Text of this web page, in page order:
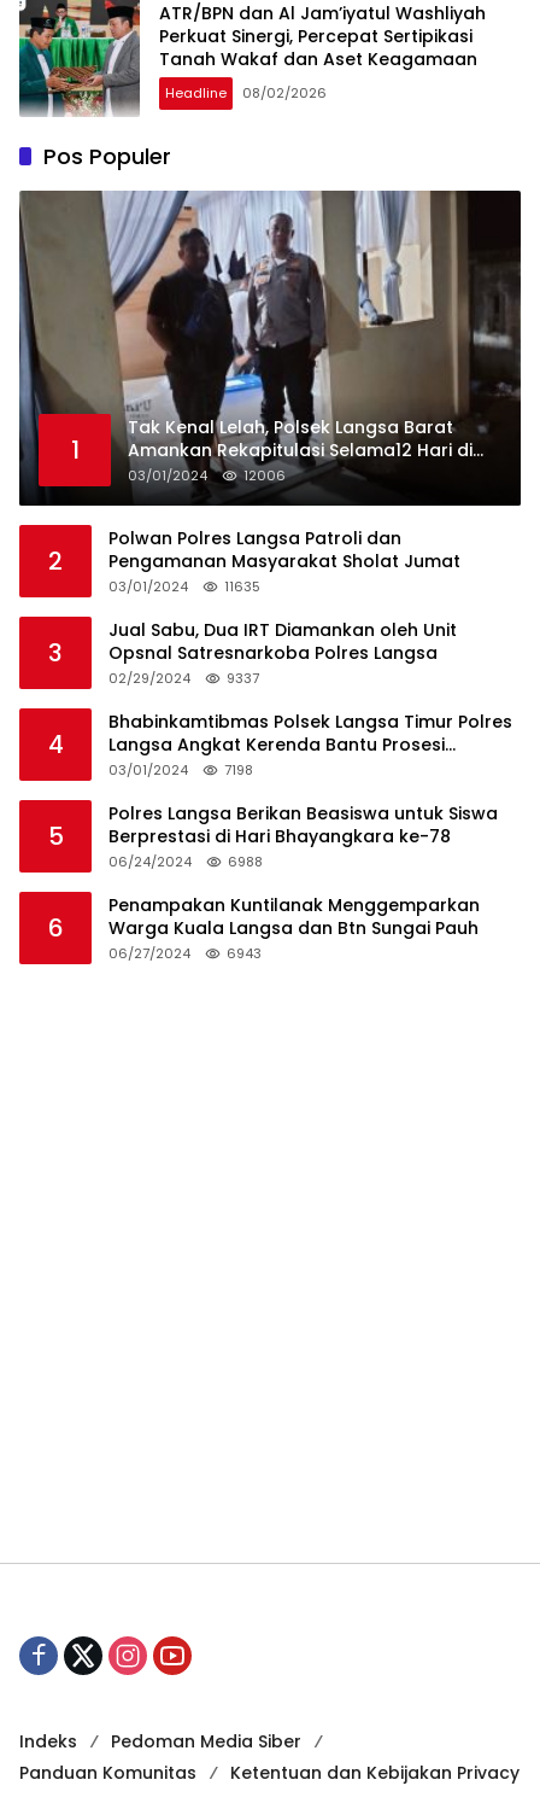
ATR/BPN dan Al Jam’iyatul Washliyah
Perkuat Sinergi, Percepat Sertipikasi
Tanah Wakaf dan Aset Keagamaan
Headline 08/02/2026
Pos Populer
1
Tak Kenal Lelah, Polsek Langsa Barat
Amankan Rekapitulasi Selama12 Hari di
Kecamatan Baro
03/01/2024 12006
2
Polwan Polres Langsa Patroli dan
Pengamanan Masyarakat Sholat Jumat
03/01/2024 11635
3
Jual Sabu, Dua IRT Diamankan oleh Unit
Opsnal Satresnarkoba Polres Langsa
02/29/2024 9337
4
Bhabinkamtibmas Polsek Langsa Timur Polres
Langsa Angkat Kerenda Bantu Prosesi
Pemakaman Warga
03/01/2024 7198
5
Polres Langsa Berikan Beasiswa untuk Siswa
Berprestasi di Hari Bhayangkara ke-78
06/24/2024 6988
6
Penampakan Kuntilanak Menggemparkan
Warga Kuala Langsa dan Btn Sungai Pauh
06/27/2024 6943
Indeks
Pedoman Media Siber
Panduan Komunitas
Ketentuan dan Kebijakan Privacy